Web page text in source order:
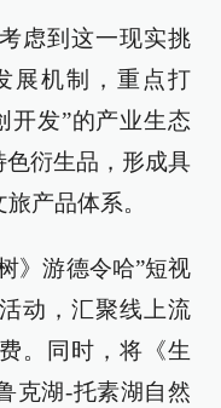
虑到这一现实挑
展机制，重点打
开发”的产业生态
衍生品，形成具
产品体系。
》游德令哈”短视
动，汇聚线上流
。同时，将《生
克湖-托素湖自然